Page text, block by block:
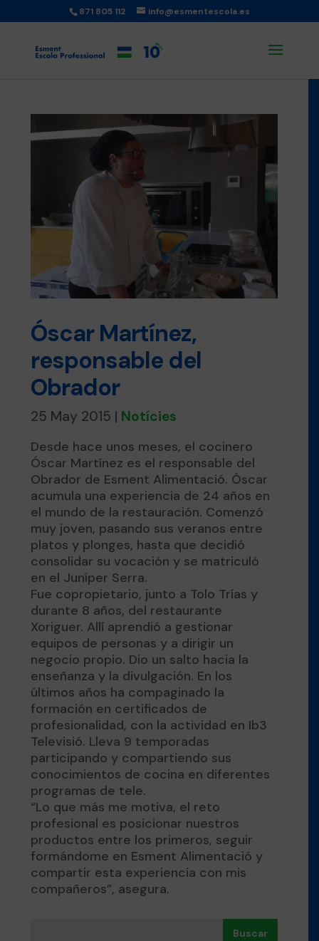
871 805 112 info@esmentescola.es
Óscar Martínez,
responsable del
Obrador
25 May 2015 | Notícies
Desde hace unos meses, el cocinero
Óscar Martínez es el responsable del
Obrador de Esment Alimentació. Óscar
acumula una experiencia de 24 años en
el mundo de la restauración. Comenzó
muy joven, pasando sus veranos entre
platos y plonges, hasta que decidió
consolidar su vocación y se matriculó
en el Juníper Serra.
Fue copropietario, junto a Tolo Trías y
durante 8 años, del restaurante
Xoriguer. Allí aprendió a gestionar
equipos de personas y a dirigir un
negocio propio. Dio un salto hacia la
enseñanza y la divulgación. En los
últimos años ha compaginado la
formación en certificados de
profesionalidad, con la actividad en Ib3
Televisió. Lleva 9 temporadas
participando y compartiendo sus
conocimientos de cocina en diferentes
programas de tele.
“Lo que más me motiva, el reto
profesional es posicionar nuestros
productos entre los primeros, seguir
formándome en Esment Alimentació y
compartir esta experiencia con mis
compañeros”, asegura.
Buscar